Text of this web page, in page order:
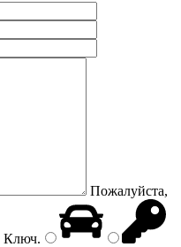
Пожалуйста,
Ключ.